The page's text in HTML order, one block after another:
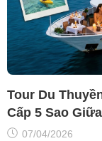
Tour Du
Cấp 5 Sao
07/04/2026